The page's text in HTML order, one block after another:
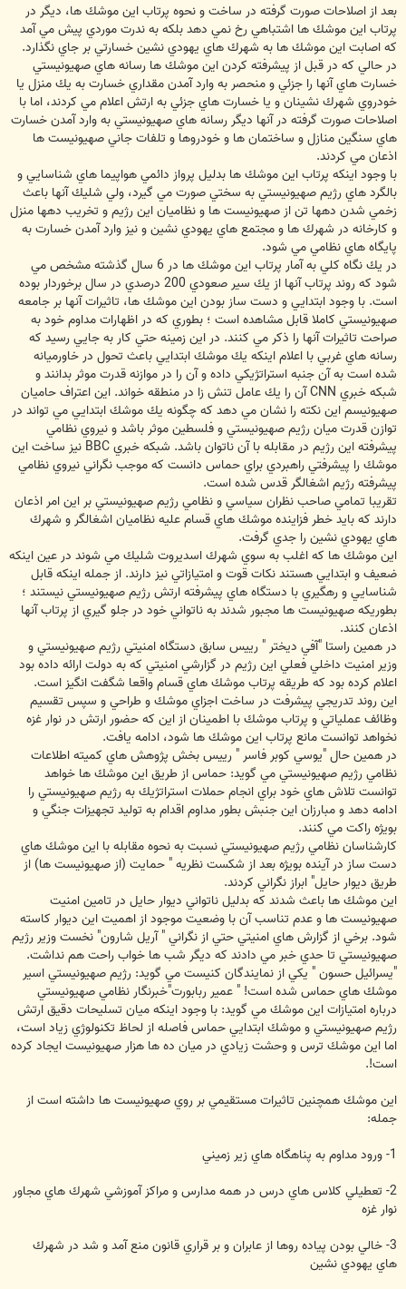
بعد از اصلاحات صورت گرفته در ساخت و نحوه پرتاب اين موشك ها، ديگر در
پرتاب اين موشك ها اشتباهي رخ نمي دهد بلكه به ندرت موردي پيش مي آمد
كه اصابت اين موشك ها به شهرك هاي يهودي نشين خسارتي بر جاي نگذارد.
در حالي كه در قبل از پيشرفته كردن اين موشك ها رسانه هاي صهيونيستي
خسارت هاي آنها را جزئي و منحصر به وارد آمدن مقداري خسارت به يك منزل يا
خودروي شهرك نشينان و يا خسارت هاي جزئي به ارتش اعلام مي كردند، اما با
اصلاحات صورت گرفته در آنها ديگر رسانه هاي صهيونيستي به وارد آمدن خسارت
هاي سنگين منازل و ساختمان ها و خودروها و تلفات جاني صهيونيست ها
اذعان مي كردند.
با وجود اينكه پرتاب اين موشك ها بدليل پرواز دائمي هواپيما هاي شناسايي و
بالگرد هاي رژيم صهيونيستي به سختي صورت مي گيرد، ولي شليك آنها باعث
زخمي شدن دهها تن از صهيونيست ها و نظاميان اين رژيم و تخريب دهها منزل
و كارخانه در شهرك ها و مجتمع هاي يهودي نشين و نيز وارد آمدن خسارت به
پايگاه هاي نظامي مي شود.
در يك نگاه كلي به آمار پرتاب اين موشك ها در 6 سال گذشته مشخص مي
شود كه روند پرتاب آنها از يك سير صعودي 200 درصدي در سال برخوردار بوده
است. با وجود ابتدايي و دست ساز بودن اين موشك ها، تاثيرات آنها بر جامعه
صهيونيستي كاملا قابل مشاهده است ؛ بطوري كه در اظهارات مداوم خود به
صراحت تاثيرات آنها را ذكر مي كنند. در اين زمينه حتي كار به جايي رسيد كه
رسانه هاي غربي با اعلام اينكه يك موشك ابتدايي باعث تحول در خاورميانه
شده است به آن جنبه استراتژيكي داده و آن را در موازنه قدرت موثر بدانند و
شبكه خبري CNN آن را يك عامل تنش زا در منطقه خواند. اين اعتراف حاميان
صهيونيسم اين نكته را نشان مي دهد كه چگونه يك موشك ابتدايي مي تواند در
توازن قدرت ميان رژيم صهيونيستي و فلسطين موثر باشد و نيروي نظامي
پيشرفته اين رژيم در مقابله با آن ناتوان باشد. شبكه خبري BBC نيز ساخت اين
موشك را پيشرفتي راهبردي براي حماس دانست كه موجب نگراني نيروي نظامي
پيشرفته رژيم اشغالگر قدس شده است.
تقريبا تمامي صاحب نظران سياسي و نظامي رژيم صهيونيستي بر اين امر اذعان
دارند كه بايد خطر فزاينده موشك هاي قسام عليه نظاميان اشغالگر و شهرك
هاي يهودي نشين را جدي گرفت.
اين موشك ها كه اغلب به سوي شهرك اسديروت شليك مي شوند در عين اينكه
ضعيف و ابتدايي هستند نكات قوت و امتيازاتي نيز دارند. از جمله اينكه قابل
شناسايي و رهگيري با دستگاه هاي پيشرفته ارتش رژيم صهيونيستي نيستند ؛
بطوريكه صهيونيست ها مجبور شدند به ناتواني خود در جلو گيري از پرتاب آنها
اذعان كنند.
در همين راستا "آفي ديختر " رييس سابق دستگاه امنيتي رژيم صهيونيستي و
وزير امنيت داخلي فعلي اين رژيم در گزارشي امنيتي كه به دولت ارائه داده بود
اعلام كرده بود كه طريقه پرتاب موشك هاي قسام واقعا شگفت انگيز است.
اين روند تدريجي پيشرفت در ساخت اجزاي موشك و طراحي و سپس تقسيم
وظائف عملياتي و پرتاب موشك با اطمينان از اين كه حضور ارتش در نوار غزه
نخواهد توانست مانع پرتاب اين موشك ها شود، ادامه يافت.
در همين حال "يوسي كوبر فاسر " رييس بخش پژوهش هاي كميته اطلاعات
نظامي رژيم صهيونيستي مي گويد: حماس از طريق اين موشك ها خواهد
توانست تلاش هاي خود براي انجام حملات استراتژيك به رژيم صهيونيستي را
ادامه دهد و مبارزان اين جنبش بطور مداوم اقدام به توليد تجهيزات جنگي و
بويژه راكت مي كنند.
كارشناسان نظامي رژيم صهيونيستي نسبت به نحوه مقابله با اين موشك هاي
دست ساز در آينده بويژه بعد از شكست نظريه " حمايت (از صهيونيست ها) از
طريق ديوار حايل" ابراز نگراني كردند.
اين موشك ها باعث شدند كه بدليل ناتواني ديوار حايل در تامين امنيت
صهيونيست ها و عدم تناسب آن با وضعيت موجود از اهميت اين ديوار كاسته
شود. برخي از گزارش هاي امنيتي حتي از نگراني " آريل شارون" نخست وزير رژيم
صهيونيستي تا حدي خبر مي دادند كه ديگر شب ها خواب راحت هم نداشت.
"يسرائيل حسون " يكي از نمايندگان كنيست مي گويد: رژيم صهيونيستي اسير
موشك هاي حماس شده است! " عمير ربابورت"خبرنگار نظامي صهيونيستي
درباره امتيازات اين موشك مي گويد: با وجود اينكه ميان تسليحات دقيق ارتش
رژيم صهيونيستي و موشك ابتدايي حماس فاصله از لحاظ تكنولوژي زياد است،
اما اين موشك ترس و وحشت زيادي در ميان ده ها هزار صهيونيست ايجاد كرده
است!.
اين موشك همچنين تاثيرات مستقيمي بر روي صهيونيست ها داشته است از
جمله:
1- ورود مداوم به پناهگاه هاي زير زميني
2- تعطيلي كلاس هاي درس در همه مدارس و مراكز آموزشي شهرك هاي مجاور
نوار غزه
3- خالي بودن پياده روها از عابران و بر قراري قانون منع آمد و شد در شهرك
هاي يهودي نشين